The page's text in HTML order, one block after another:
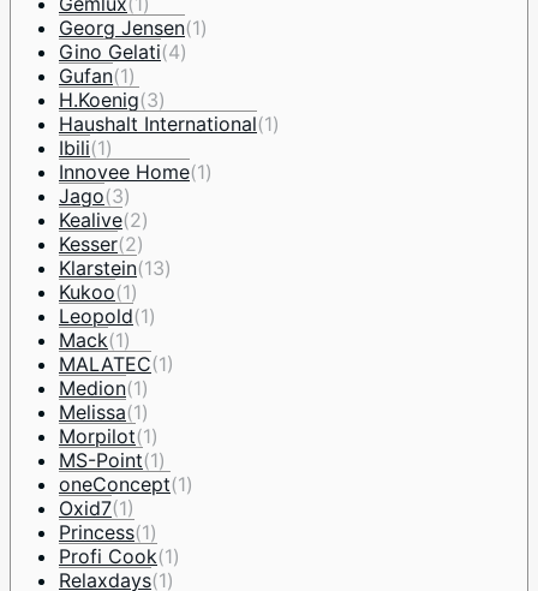
Georg Jensen(1)
Gino Gelati(4)
Gufan(1)
H.Koenig(3)
Haushalt International(1)
Ibili(1)
Innovee Home(1)
Jago(3)
Kealive(2)
Kesser(2)
Klarstein(13)
Kukoo(1)
Leopold(1)
Mack(1)
MALATEC(1)
Medion(1)
Melissa(1)
Morpilot(1)
MS-Point(1)
oneConcept(1)
Oxid7(1)
Princess(1)
Profi Cook(1)
Relaxdays(1)